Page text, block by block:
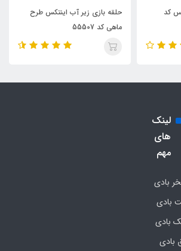
کد
حلقه بازی زیر آب اینتکس طرح
ماهی کد 55507
لینک
های
مهم
بادی
بادی
بادی
بادی